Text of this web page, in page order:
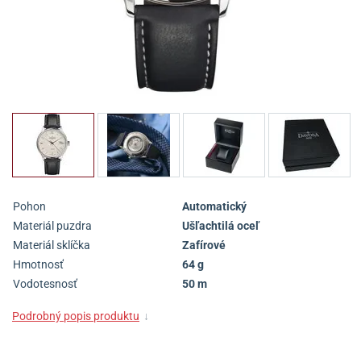
Pohon
Automatický
Materiál puzdra
Ušľachtilá oceľ
Materiál sklíčka
Zafírové
Hmotnosť
64 g
Vodotesnosť
50 m
Podrobný popis produktu ↓